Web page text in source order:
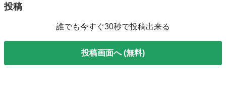
投稿
誰でも今すぐ30秒で投稿出来る
投稿画面へ (無料)